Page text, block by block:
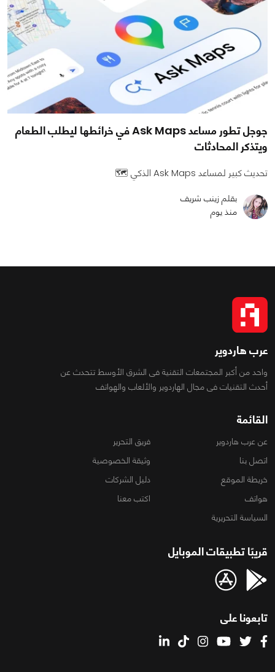
جوجل تطور مساعد Ask Maps في خرائطها ليطلب الطعام
ويتذكر المحادثات
تحديث كبير لمساعد Ask Maps الذكي 🗺️
بقلم زينب شريف
منذ يوم
عرب هاردوير
واحد من أكبر المجتمعات التقنية فى الشرق الأوسط تتحدث عن
أحدث التقنيات فى مجال الهاردوير والألعاب والهواتف
القائمة
عن عرب هاردوير
فريق التحرير
اتصل بنا
وثيقة الخصوصية
خريطة الموقع
دليل الشركات
هواتف
اكتب معنا
السياسة التحريرية
قريبًا تطبيقات الموبايل
تابعونا على